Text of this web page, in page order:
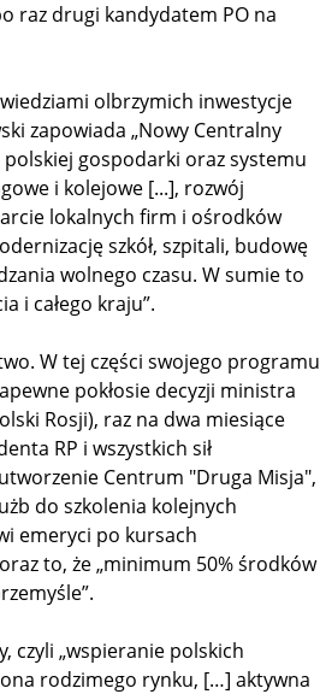
raz drugi kandydatem PO na
olbrzymich inwestycje
zapowiada „Nowy Centralny
polskiej gospodarki oraz systemu
i kolejowe [...], rozwój
lokalnych firm i ośrodków
szkół, szpitali, budowę
wolnego czasu. W sumie to
i całego kraju”.
W tej części swojego programu
pokłosie decyzji ministra
Rosji), raz na dwa miesiące
RP i wszystkich sił
Centrum "Druga Misja",
do szkolenia kolejnych
emeryci po kursach
to, że „minimum 50% środków
czyli „wspieranie polskich
rodzimego rynku, […] aktywna